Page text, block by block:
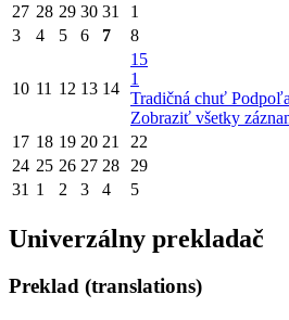
27 28 29 30 31 1
3
4 5 6 7 8
10 11 12 13 14
15
1
Tradičná chuť
Zobraziť všetky
17 18 19 20 21 22
24 25 26 27 28 29
31 1 2 3 4 5
Univerzálny prekladač
Preklad (translations)